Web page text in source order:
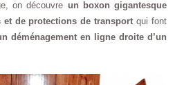
on découvre un boxon gigantesque
et de protections de transport qui font
déménagement en ligne droite d’un